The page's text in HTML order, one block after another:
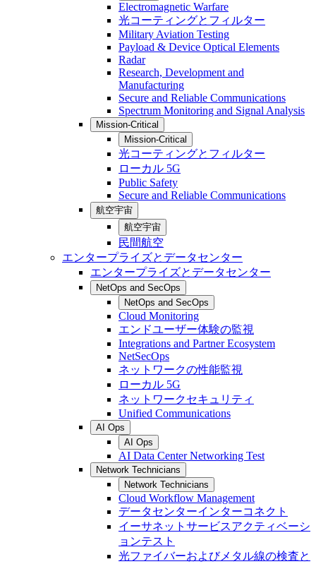
Electromagnetic Warfare
光コーティングとフィルター
Military Aviation Testing
Payload & Device Optical Elements
Radar
Research, Development and
Manufacturing
Secure and Reliable Communications
Spectrum Monitoring and Signal Analysis
Mission-Critical
Mission-Critical
光コーティングとフィルター
ローカル 5G
Public Safety
Secure and Reliable Communications
航空宇宙
航空宇宙
民間航空
エンタープライズとデータセンター
エンタープライズとデータセンター
NetOps and SecOps
NetOps and SecOps
Cloud Monitoring
エンドユーザー体験の監視
Integrations and Partner Ecosystem
NetSecOps
ネットワークの性能監視
ローカル 5G
ネットワークセキュリティ
Unified Communications
AI Ops
AI Ops
AI Data Center Networking Test
Network Technicians
Network Technicians
Cloud Workflow Management
データセンターインターコネクト
イーサネットサービスアクティベーシ
ョンテスト
光ファイバーおよびメタル線の検査と